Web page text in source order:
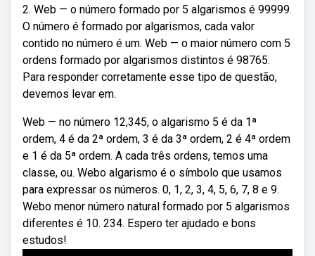
2. Web — o número formado por 5 algarismos é 99999.
O número é formado por algarismos, cada valor
contido no número é um. Web — o maior número com 5
ordens formado por algarismos distintos é 98765.
Para responder corretamente esse tipo de questão,
devemos levar em.
Web — no número 12,345, o algarismo 5 é da 1ª
ordem, 4 é da 2ª ordem, 3 é da 3ª ordem, 2 é 4ª ordem
e 1 é da 5ª ordem. A cada três ordens, temos uma
classe, ou. Webo algarismo é o símbolo que usamos
para expressar os números. 0, 1, 2, 3, 4, 5, 6, 7, 8 e 9.
Webo menor número natural formado por 5 algarismos
diferentes é 10. 234. Espero ter ajudado e bons
estudos!